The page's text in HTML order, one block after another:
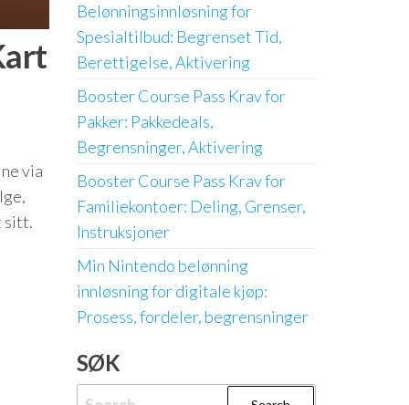
via
sitt.
Belønningsinnløsning for
Spesialtilbud: Begrenset Tid,
Berettigelse, Aktivering
Booster Course Pass Krav for
Pakker: Pakkedeals,
Begrensninger, Aktivering
Booster Course Pass Krav for
Familiekontoer: Deling, Grenser,
Instruksjoner
Min Nintendo belønning
innløsning for digitale kjøp:
Prosess, fordeler, begrensninger
SØK
Search